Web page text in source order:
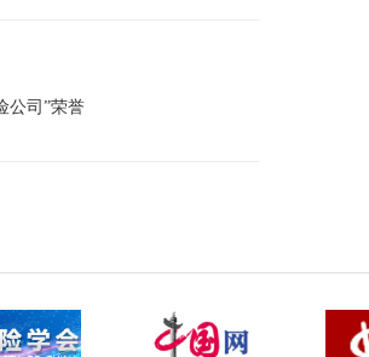
公司”荣誉